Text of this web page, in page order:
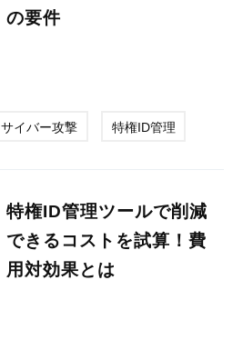
の要件
サイバー攻撃 特権ID管理
特権ID管理ツールで削減
できるコストを試算！費
用対効果とは